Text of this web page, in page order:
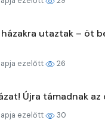
házakra utaztak – öt
ezelőtt 26
Újra támadnak az
ezelőtt 30